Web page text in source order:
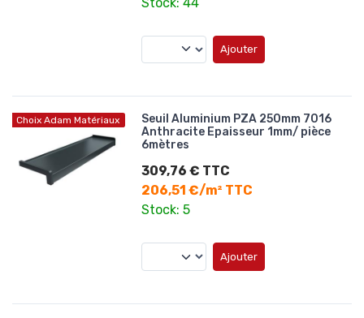
Ajouter
Choix Adam Matériaux
Seuil Aluminium PZA 250mm 7016
Anthracite Epaisseur 1mm/ pièce
6mètres
309,76 € TTC
206,51 €/m² TTC
Stock: 5
Ajouter